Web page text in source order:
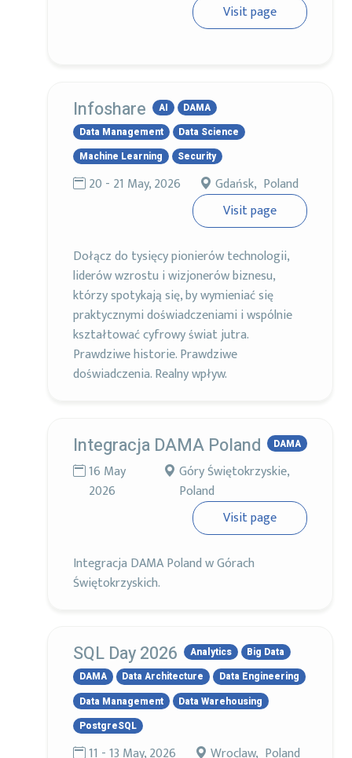
Visit page
Infoshare AI
DAMA
Data Management
Data Science
Machine Learning
Security
20 - 21 May, 2026
Gdańsk, Poland
Visit page
Dołącz do tysięcy pionierów technologii,
liderów wzrostu i wizjonerów biznesu,
którzy spotykają się, by wymieniać się
praktycznymi doświadczeniami i wspólnie
kształtować cyfrowy świat jutra.
Prawdziwe historie. Prawdziwe
doświadczenia. Realny wpływ.
Integracja DAMA Poland DAMA
16 May
2026
Góry Świętokrzyskie,
Poland
Visit page
Integracja DAMA Poland w Górach
Świętokrzyskich.
SQL Day 2026 Analytics
Big Data
DAMA
Data Architecture
Data Engineering
Data Management
Data Warehousing
PostgreSQL
11 - 13 May, 2026 Wroclaw, Poland